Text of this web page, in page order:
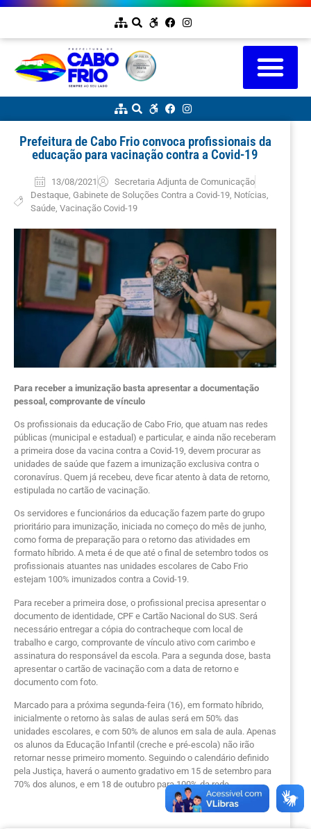
Prefeitura de Cabo Frio convoca profissionais da
educação para vacinação contra a Covid-19
13/08/2021
Secretaria Adjunta de Comunicação
Destaque, Gabinete de Soluções Contra a Covid-19, Notícias
Saúde, Vacinação Covid-19
Para receber a imunização basta apresentar a documentação
pessoal, comprovante de vínculo
Os profissionais da educação de Cabo Frio, que atuam nas redes
públicas (municipal e estadual) e particular, e ainda não receberam
a primeira dose da vacina contra a Covid-19, devem procurar as
unidades de saúde que fazem a imunização exclusiva contra o
coronavírus. Quem já recebeu, deve ficar atento à data de retorno,
estipulada no cartão de vacinação.
Os servidores e funcionários da educação fazem parte do grupo
prioritário para imunização, iniciada no começo do mês de junho,
como forma de preparação para o retorno das atividades em
formato híbrido. A meta é de que até o final de setembro todos os
profissionais atuantes nas unidades escolares de Cabo Frio
estejam 100% imunizados contra a Covid-19.
Para receber a primeira dose, o profissional precisa apresentar o
documento de identidade, CPF e Cartão Nacional do SUS. Será
necessário entregar a cópia do contracheque com local de
trabalho e cargo, comprovante de vínculo ativo com carimbo e
assinatura do responsável da escola. Para a segunda dose, basta
apresentar o cartão de vacinação com a data de retorno e
documento com foto.
Marcado para a próxima segunda-feira (16), em formato híbrido,
inicialmente o retorno às salas de aulas será em 50% das
unidades escolares, e com 50% de alunos em sala de aula. Apenas
os alunos da Educação Infantil (creche e pré-escola) não irão
retornar nesse primeiro momento. Seguindo o calendário definido
pela Justiça, haverá o aumento gradativo em 15 de setembro para
70% dos alunos, e em 18 de outubro para 100% da rede.